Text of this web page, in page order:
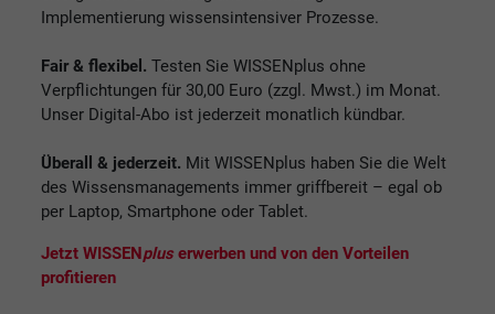
Implementierung wissensintensiver Prozesse.
Fair & flexibel. Testen Sie WISSENplus ohne
Verpflichtungen für 30,00 Euro (zzgl. Mwst.) im Monat.
Unser Digital-Abo ist jederzeit monatlich kündbar.
Überall & jederzeit. Mit WISSENplus haben Sie die Welt
des Wissensmanagements immer griffbereit – egal ob
per Laptop, Smartphone oder Tablet.
Jetzt WISSEN plus erwerben und von den Vorteilen
profitieren